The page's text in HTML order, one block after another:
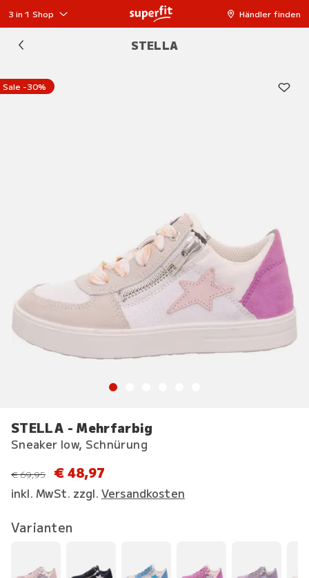
3 in 1 Shop Händler finden
STELLA
Sale -30%
STELLA - Mehrfarbig
Sneaker low, Schnürung
statt
€ 69,95 € 48,97
inkl. MwSt. zzgl. Versandkosten
Varianten